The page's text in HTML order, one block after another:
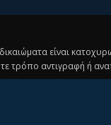
είναι
τρόπο αντιγραφή ή